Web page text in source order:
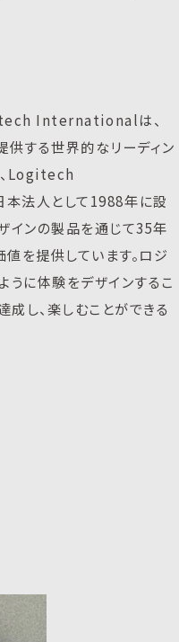
Internationalは、
供する世界的なリーディン
、Logitech
法人として1988年に設
インの製品を通じて35年
を提供しています。ロジ
うに体験をデザインするこ
成し、楽しむことができる